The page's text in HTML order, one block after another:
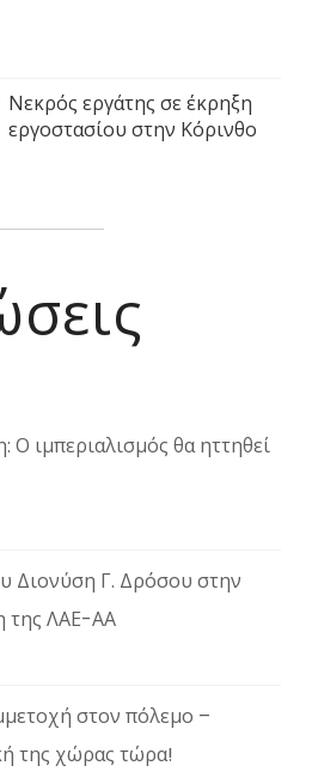
Νεκρός εργάτης σε έκρηξη
εργοστασίου στην Κόρινθο
Ο ιμπεριαλισμός θα ηττηθεί
Διονύση Γ. Δρόσου στην
της ΛΑΕ-ΑΑ
στον πόλεμο –
της χώρας τώρα!